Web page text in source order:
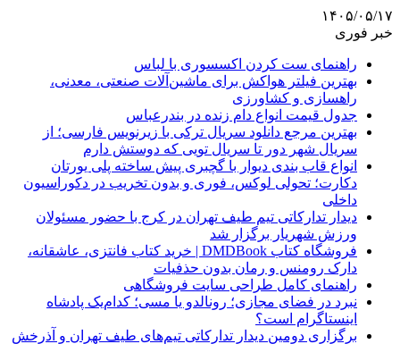
۱۴۰۵/۰۵/۱۷
خبر فوری
راهنمای ست کردن اکسسوری با لباس
بهترین فیلتر هواکش برای ماشین‌آلات صنعتی، معدنی،
راهسازی و کشاورزی
جدول قیمت انواع دام زنده در بندرعباس
بهترین مرجع دانلود سریال ترکی با زیرنویس فارسی؛ از
سریال شهر دور تا سریال تویی که دوستش دارم
انواع قاب بندی دیوار با گچبری پیش ساخته پلی یورتان
دکارت؛ تحولی لوکس، فوری و بدون تخریب در دکوراسیون
داخلی
دیدار تدارکاتی تیم طیف تهران در کرج با حضور مسئولان
ورزش شهریار برگزار شد
فروشگاه کتاب DMDBook | خرید کتاب فانتزی، عاشقانه،
دارک رومنس و رمان بدون حذفیات
راهنمای کامل طراحی سایت فروشگاهی
نبرد در فضای مجازی؛ رونالدو یا مسی؛ کدام‌یک پادشاه
اینستاگرام است؟
برگزاری دومین دیدار تدارکاتی تیم‌های طیف تهران و آذرخش